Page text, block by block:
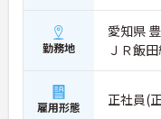
勤務地
愛知県
ＪＲ飯
雇用形態 正社員(